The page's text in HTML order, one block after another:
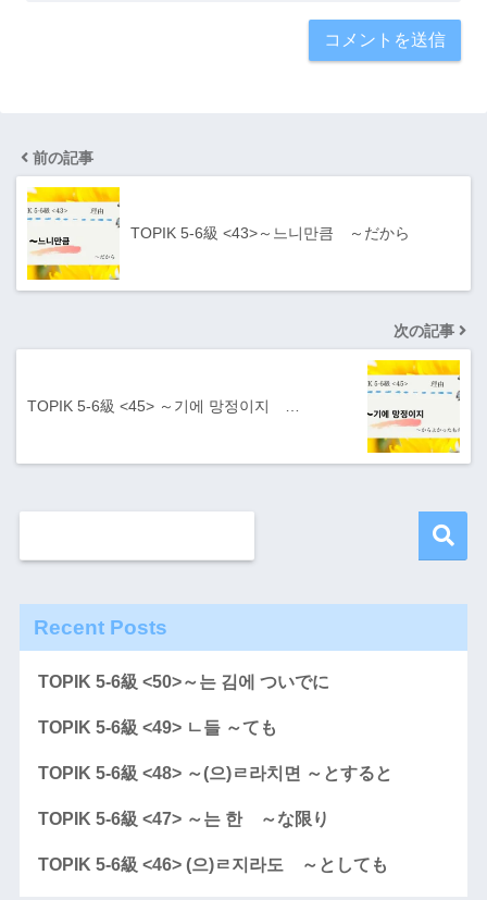
前の記事
TOPIK 5-6級 <43>～느니만큼 ～だから
次の記事
TOPIK 5-6級 <45> ～기에 망정이지 …
Recent Posts
TOPIK 5-6級 <50>～는 김에 ついでに
TOPIK 5-6級 <49> ㄴ들 ～ても
TOPIK 5-6級 <48> ～(으)ㄹ라치면 ～とすると
TOPIK 5-6級 <47> ～는 한 ～な限り
TOPIK 5-6級 <46> (으)ㄹ지라도 ～としても